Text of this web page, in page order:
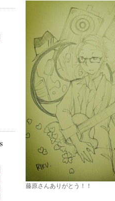
藤原さんありがとう！！